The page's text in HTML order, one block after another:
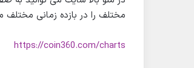
مختلف را در بازده زمانی مختلف
https://coin360.com/charts